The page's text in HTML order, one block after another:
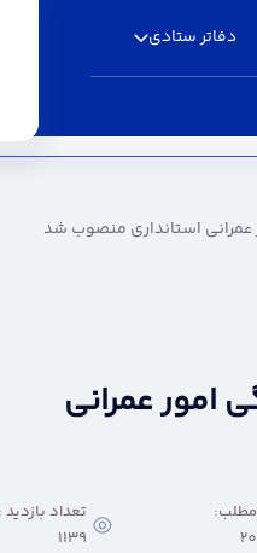
دفاتر ستادی
منصوب شد -
استانداری منصوب شد
عمرانی
تعداد بازدید :
1139